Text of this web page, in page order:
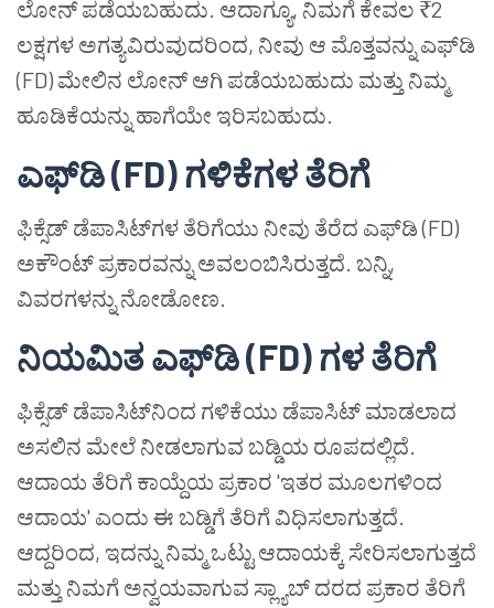
ಲೋನ್ ಪಡೆಯಬಹುದು. ಆದಾಗ್ಯೂ, ನಿಮಗೆ ಕೇವಲ ₹2
ಲಕ್ಷಗಳ ಅಗತ್ಯವಿರುವುದರಿಂದ, ನೀವು ಆ ಮೊತ್ತವನ್ನು ಎಫ್‌ಡಿ
(FD) ಮೇಲಿನ ಲೋನ್ ಆಗಿ ಪಡೆಯಬಹುದು ಮತ್ತು ನಿಮ್ಮ
ಹೂಡಿಕೆಯನ್ನು ಹಾಗೆಯೇ ಇರಿಸಬಹುದು.
ಎಫ್‌ಡಿ (FD) ಗಳಿಕೆಗಳ ತೆರಿಗೆ
ಫಿಕ್ಸೆಡ್ ಡೆಪಾಸಿಟ್‌ಗಳ ತೆರಿಗೆಯು ನೀವು ತೆರೆದ ಎಫ್‌ಡಿ (FD)
ಅಕೌಂಟ್ ಪ್ರಕಾರವನ್ನು ಅವಲಂಬಿಸಿರುತ್ತದೆ. ಬನ್ನಿ,
ವಿವರಗಳನ್ನು ನೋಡೋಣ.
ನಿಯಮಿತ ಎಫ್‌ಡಿ (FD) ಗಳ ತೆರಿಗೆ
ಫಿಕ್ಸೆಡ್ ಡೆಪಾಸಿಟ್‌ನಿಂದ ಗಳಿಕೆಯು ಡೆಪಾಸಿಟ್ ಮಾಡಲಾದ
ಅಸಲಿನ ಮೇಲೆ ನೀಡಲಾಗುವ ಬಡ್ಡಿಯ ರೂಪದಲ್ಲಿದೆ.
ಆದಾಯ ತೆರಿಗೆ ಕಾಯ್ದೆಯ ಪ್ರಕಾರ 'ಇತರ ಮೂಲಗಳಿಂದ
ಆದಾಯ' ಎಂದು ಈ ಬಡ್ಡಿಗೆ ತೆರಿಗೆ ವಿಧಿಸಲಾಗುತ್ತದೆ.
ಆದ್ದರಿಂದ, ಇದನ್ನು ನಿಮ್ಮ ಒಟ್ಟು ಆದಾಯಕ್ಕೆ ಸೇರಿಸಲಾಗುತ್ತದೆ
ಮತ್ತು ನಿಮಗೆ ಅನ್ವಯವಾಗುವ ಸ್ಲ್ಯಾಬ್ ದರದ ಪ್ರಕಾರ ತೆರಿಗೆ